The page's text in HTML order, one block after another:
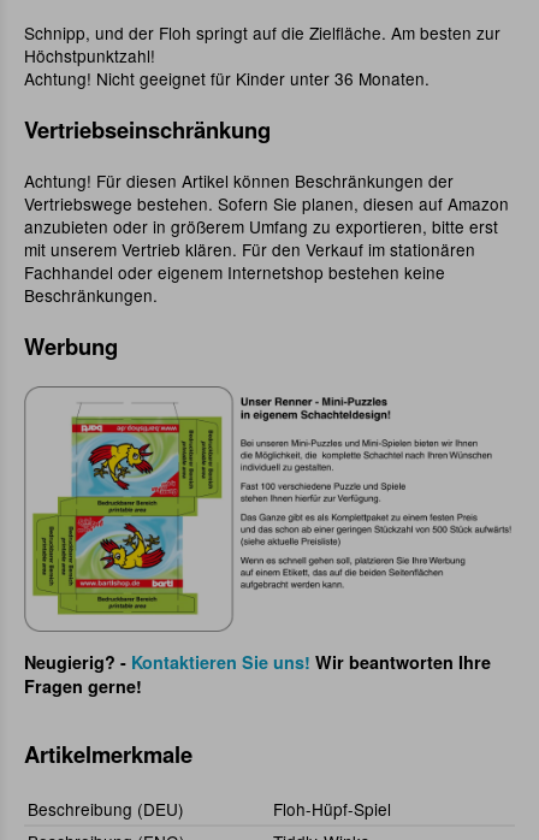
Schnipp, und der Floh springt auf die Zielfläche. Am besten zur
Höchstpunktzahl!
Achtung! Nicht geeignet für Kinder unter 36 Monaten.
Vertriebseinschränkung
Achtung! Für diesen Artikel können Beschränkungen der
Vertriebswege bestehen. Sofern Sie planen, diesen auf Amazon
anzubieten oder in größerem Umfang zu exportieren, bitte erst
mit unserem Vertrieb klären. Für den Verkauf im stationären
Fachhandel oder eigenem Internetshop bestehen keine
Beschränkungen.
Werbung
Neugierig? - Kontaktieren Sie uns! Wir beantworten Ihre
Fragen gerne!
Artikelmerkmale
Beschreibung (DEU)
Floh-Hüpf-Spiel